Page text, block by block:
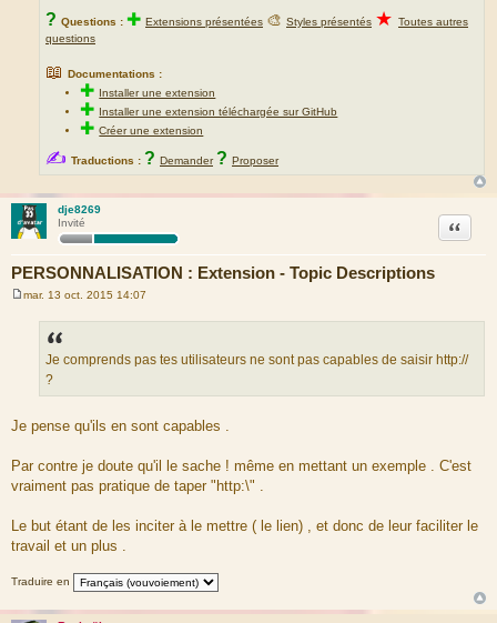
? Questions : ✚ Extensions présentées 🎨 Styles présentés ★ Toutes autres
questions
📖 Documentations :
✚ Installer une extension
✚ Installer une extension téléchargée sur GitHub
✚Créer une extension
✍ Traductions : ? Demander ? Proposer
dje8269
Invité
PERSONNALISATION : Extension - Topic Descriptions
Citation
mar. 13 oct. 2015 14:07
Je comprends pas tes utilisateurs ne sont pas capables de saisir http://
?
Je pense qu'ils en sont capables .
Par contre je doute qu'il le sache ! même en mettant un exemple . C'est
vraiment pas pratique de taper "http:\" .
Le but étant de les inciter à le mettre ( le lien) , et donc de leur faciliter le
travail et un plus .
Traduire en